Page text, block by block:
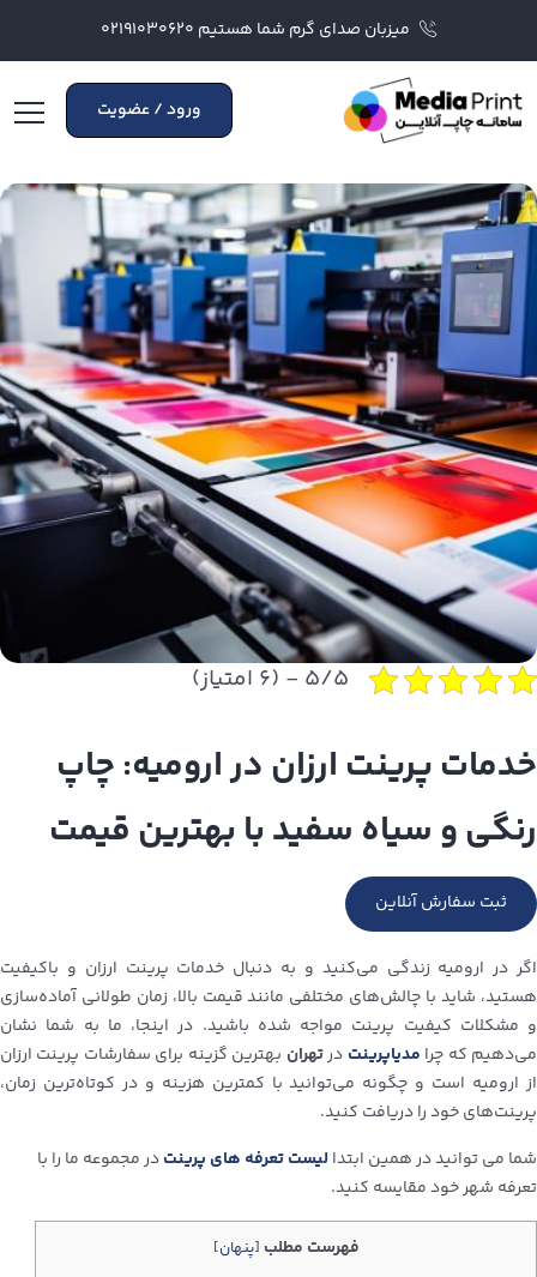
میزبان صدای گرم شما هستیم ۰۲۱۹۱۰۳۰۶۲۰
ورود / عضویت
۵/۵ - (۶ امتیاز)
خدمات پرینت ارزان در ارومیه: چاپ
رنگی و سیاه سفید با بهترین قیمت
ثبت سفارش آنلاین
اگر در ارومیه زندگی می‌کنید و به دنبال خدمات پرینت ارزان و باکیفیت
هستید، شاید با چالش‌های مختلفی مانند قیمت بالا، زمان طولانی آماده‌سازی
و مشکلات کیفیت پرینت مواجه شده باشید. در اینجا، ما به شما نشان
می‌دهیم که چرا مدیاپرینت درتهران بهترین گزینه برای سفارشات پرینت ارزان
از ارومیه است و چگونه می‌توانید با کمترین هزینه و در کوتاه‌ترین زمان،
پرینت‌های خود را دریافت کنید.
شما می توانید در همین ابتدا لیست تعرفه های پرینتدر مجموعه ما را با
تعرفه شهر خود مقایسه کنید.
فهرست مطلب [پنهان]